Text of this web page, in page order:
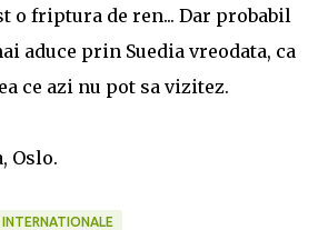
o friptura de ren... Dar probabil
aduce prin Suedia vreodata, ca
ce azi nu pot sa vizitez.
Oslo.